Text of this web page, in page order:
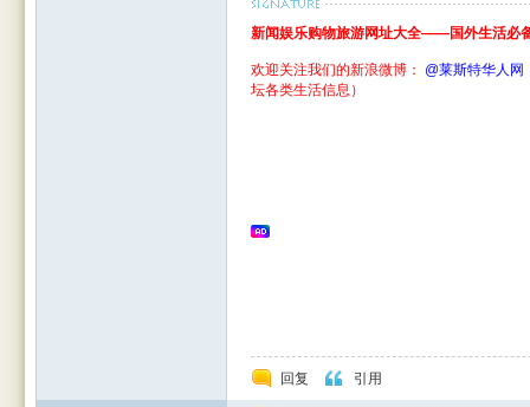
新闻娱乐购物旅游网址大全——国外生活必
欢迎关注我们的新浪微博： @莱斯特华人网
坛各类生活信息）
回复 引用